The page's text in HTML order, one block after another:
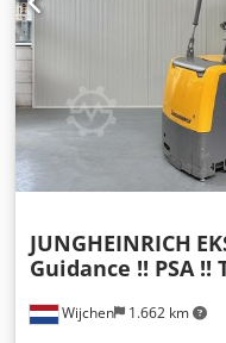
Wijchen 1.662 km
JUNGHEINRICH
Guidance !! PSA !!